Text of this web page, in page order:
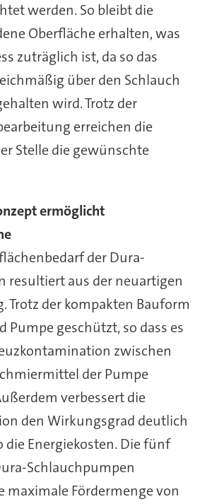
werden. So bleibt die
Oberfläche erhalten, was
zuträglich ist, da so das
über den Schlauch
wird. Trotz der
erreichen die
Stelle die gewünschte
ermöglicht
der Dura-
resultiert aus der neuartigen
Trotz der kompakten Bauform
Pumpe geschützt, so dass es
zwischen
der Pumpe
verbessert die
den Wirkungsgrad deutlich
die Energiekosten. Die fünf
Schlauchpumpen
maximale Fördermenge von